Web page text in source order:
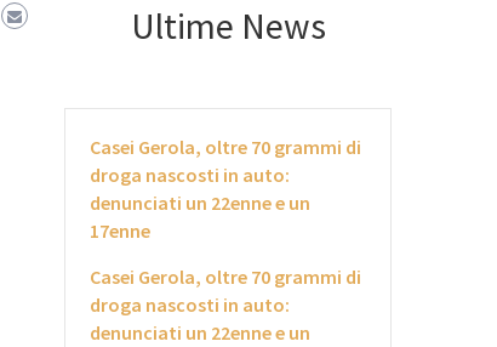
Ultime News
Casei Gerola, oltre 70 grammi di
droga nascosti in auto:
denunciati un 22enne e un
17enne
Casei Gerola, oltre 70 grammi di
droga nascosti in auto:
denunciati un 22enne e un